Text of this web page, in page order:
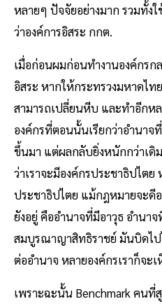
หลายๆ ปัจจัยอย่างมาก รวมทั้ง
ว่าองค์การอิสระ กกต.
เมื่อก่อนผมก่อนทำงานองค์กรก
อิสระ หากให้กระทรวงมหาดไท
สามารถเปลี่ยนหีบ และทำอีกห
องค์กรที่ตอนนั้นเรียกว่าอำนาจ
ขึ้นมา แต่ผลกลับยิ่งหนักกว่าเดิม
ว่าเราจะมีองค์กรประชาธิปไต
ประชาธิปไตย แม้กฎหมายจะดี
ยังอยู่ คืออำนาจที่มีอาวุธ อำนา
สมบูรณาญาสิทธิราชย์ มันบิดไ
ต่ออำนาจ หลายองค์กรเราก็จะ
เพราะฉะนั้น Benchmark คนที่